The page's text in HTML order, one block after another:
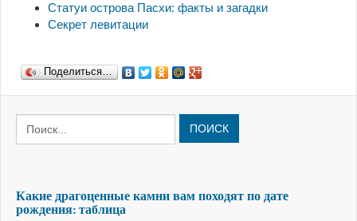
Cтатуи острова Пасхи: факты и загадки
Секрет левитации
Поделиться…
ПОИСК
Какие драгоценные камни вам походят по дате
рождения: таблица